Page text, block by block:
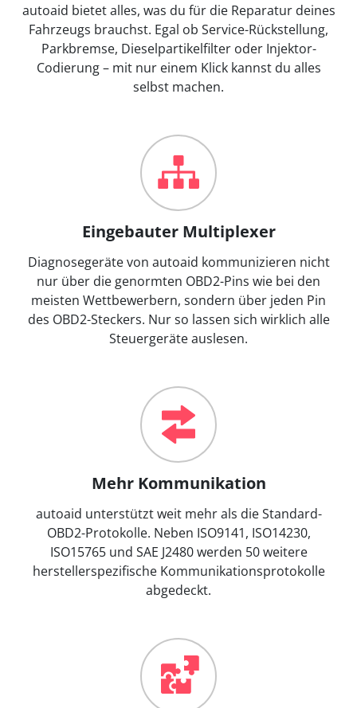
autoaid bietet alles, was du für die Reparatur deines
Fahrzeugs brauchst. Egal ob Service-Rückstellung,
Parkbremse, Dieselpartikelfilter oder Injektor-
Codierung – mit nur einem Klick kannst du alles
selbst machen.
Eingebauter Multiplexer
Diagnosegeräte von autoaid kommunizieren nicht
nur über die genormten OBD2-Pins wie bei den
meisten Wettbewerbern, sondern über jeden Pin
des OBD2-Steckers. Nur so lassen sich wirklich alle
Steuergeräte auslesen.
Mehr Kommunikation
autoaid unterstützt weit mehr als die Standard-
OBD2-Protokolle. Neben ISO9141, ISO14230,
ISO15765 und SAE J2480 werden 50 weitere
herstellerspezifische Kommunikationsprotokolle
abgedeckt.